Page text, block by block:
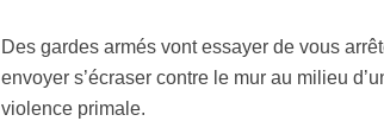
Des gardes armés vont essayer de vous
envoyer s’écraser contre le mur au milieu
violence primale.